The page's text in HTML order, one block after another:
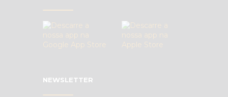
NEWSLETTER